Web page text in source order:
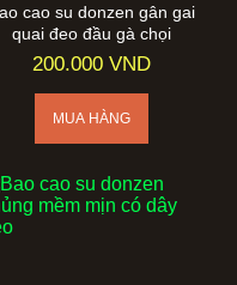
cao su donzen gân gai
quai đeo đầu gà chọi
200.000 VND